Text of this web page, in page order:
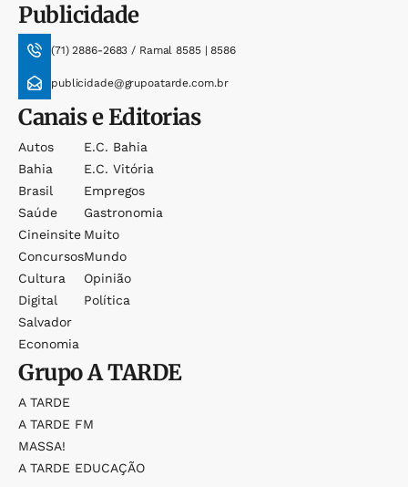
Publicidade
(71) 2886-2683 / Ramal 8585 | 8586
publicidade@grupoatarde.com.br
Canais e Editorias
Autos
Bahia
Brasil
Saúde
Cineinsite
Concursos
Cultura
Digital
Salvador
Economia
E.c. Bahia
E.c. Vitória
Empregos
Gastronomia
Muito
Mundo
Opinião
Política
GrupoA TARDE
A TARDE
A TARDE FM
MASSA!
A TARDE EDUCAÇÃO